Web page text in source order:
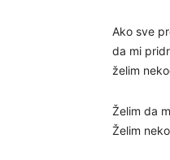
Ako sve
da mi
želim
Želim da
Želim